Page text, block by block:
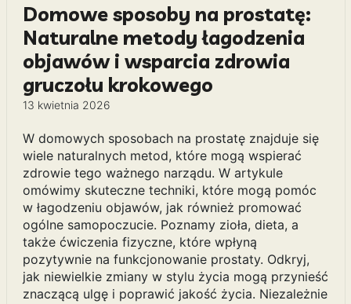
Domowe sposoby na prostatę:
Naturalne metody łagodzenia
objawów i wsparcia zdrowia
gruczołu krokowego
13 kwietnia 2026
W domowych sposobach na prostatę znajduje się
wiele naturalnych metod, które mogą wspierać
zdrowie tego ważnego narządu. W artykule
omówimy skuteczne techniki, które mogą pomóc
w łagodzeniu objawów, jak również promować
ogólne samopoczucie. Poznamy zioła, dieta, a
także ćwiczenia fizyczne, które wpłyną
pozytywnie na funkcjonowanie prostaty. Odkryj,
jak niewielkie zmiany w stylu życia mogą przynieść
znaczącą ulgę i poprawić jakość życia. Niezależnie